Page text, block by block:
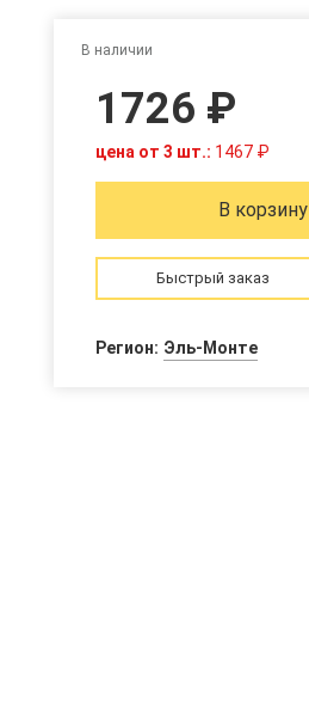
В наличии
1726 ₽
цена от 3 шт.: 1467 ₽
В корзину
Быстрый заказ
Регион: Эль-Монте